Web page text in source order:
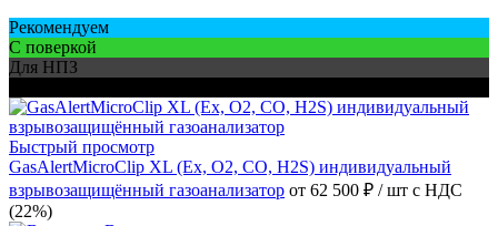
Рекомендуем
С поверкой
Для НПЗ
Быстрый просмотр
GasAlertMicroClip XL (Ex, O2, CO, H2S) индивидуальный
взрывозащищённый газоанализатор от 62 500 ₽ / шт с НДС
(22%)